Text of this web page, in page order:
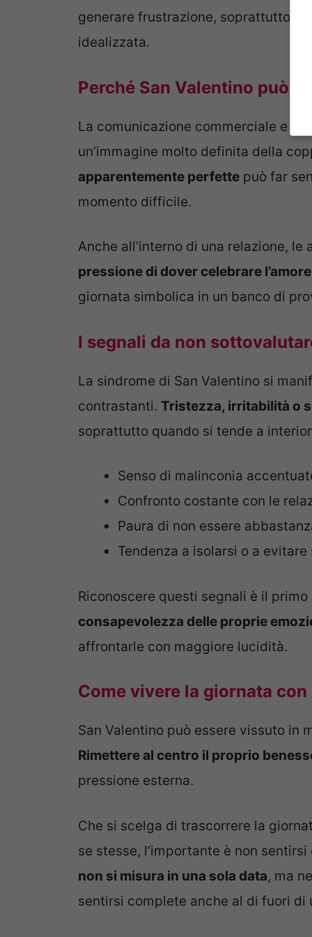
generare frustrazione, soprattutto
idealizzata.
Perché San Valentino può
La comunicazione commerciale e i
un’immagine molto definita della
apparentemente perfette può far
momento difficile.
Anche all’interno di una relazione,
pressione di dover celebrare
giornata simbolica in un banco di
I segnali da non
La sindrome di San Valentino si
contrastanti. Tristezza, irritabilità o
soprattutto quando si tende a
Senso di malinconia
Confronto costante con le
Paura di non essere
Tendenza a isolarsi o a
Riconoscere questi segnali è il
consapevolezza delle proprie
affrontarle con maggiore lucidità.
Come vivere la giornata
San Valentino può essere vissuto in
Rimettere al centro il proprio
pressione esterna.
Che si scelga di trascorrere la
se stesse, l’importante è non
non si misura in una sola data, ma
sentirsi complete anche al di fuori di